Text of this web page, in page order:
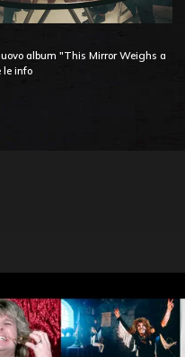
album "This Mirror Weighs a
le info